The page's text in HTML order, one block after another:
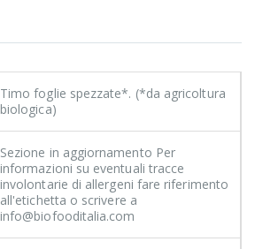
Timo foglie spezzate*. (*da agricoltura
biologica)
Sezione in aggiornamento Per
informazioni su eventuali tracce
involontarie di allergeni fare riferimento
all'etichetta o scrivere a
info@biofooditalia.com